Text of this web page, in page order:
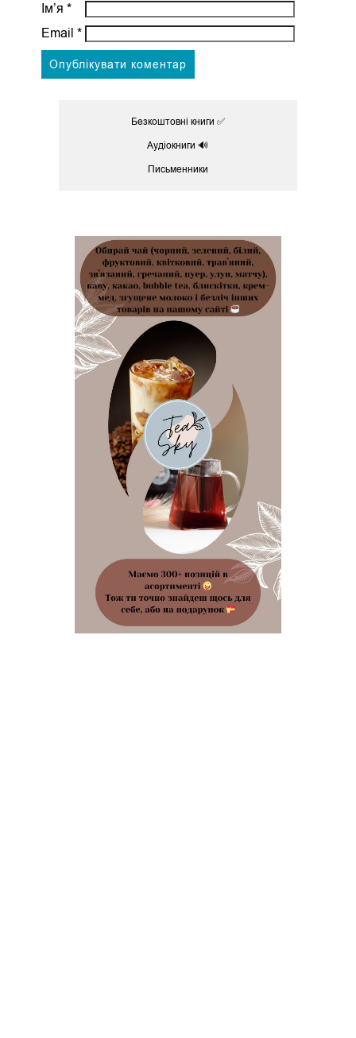
Ім’я *
Email *
Безкоштовні книги ✅
Аудіокниги 🔊
Письменники